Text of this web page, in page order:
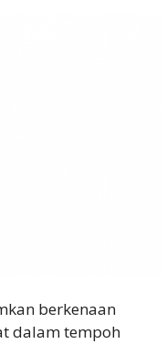
berkenaan
dalam tempoh